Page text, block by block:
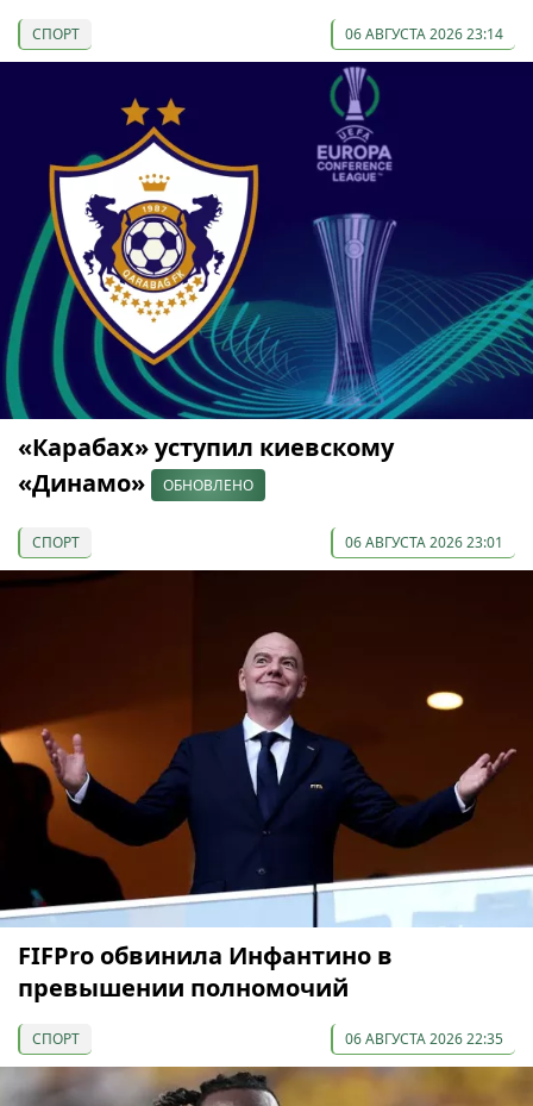
СПОРТ 06 АВГУСТА 2026 23:14
«Карабах» уступил киевскому
«Динамо»
ОБНОВЛЕНО
СПОРТ 06 АВГУСТА 2026 23:01
FIFPro обвинила Инфантино в
превышении полномочий
СПОРТ 06 АВГУСТА 2026 22:35